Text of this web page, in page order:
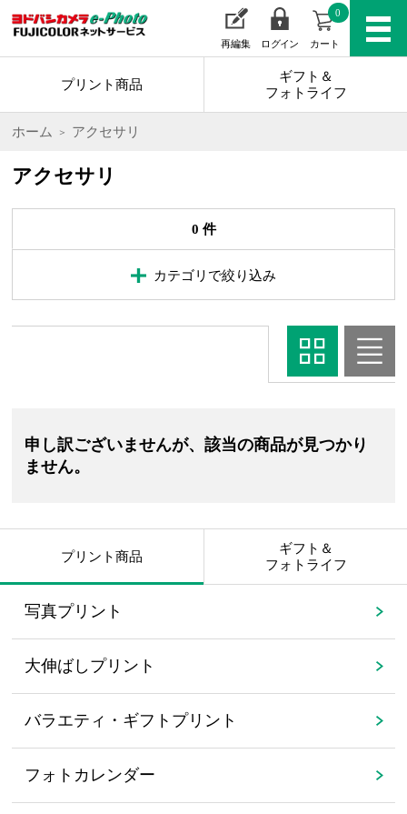
再編集 ログイン カート
0
プリント商品
ギフト＆
フォトライフ
ホーム アクセサリ
アクセサリ
0 件
カテゴリで絞り込み
申し訳ございませんが、該当の商品が見つかり
ません。
プリント商品
写真プリント
大伸ばしプリント
バラエティ・ギフトプリント
フォトカレンダー
ギフト＆
フォトライフ